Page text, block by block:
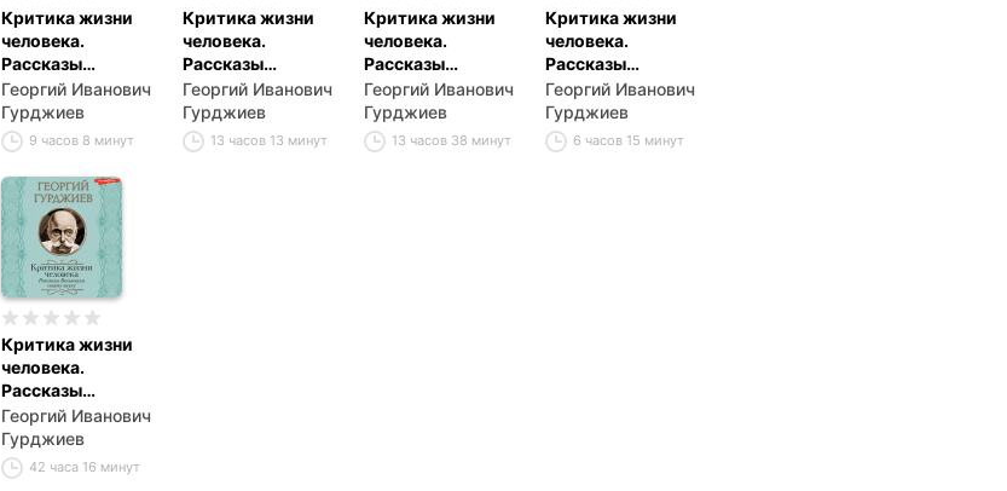
Критика жизни
человека.
Рассказы
Вельзевула
своему внуку
(Часть 1)
Георгий Иванович
Гурджиев
9 часов 8 минут
Критика жизни
человека.
Рассказы
Вельзевула
своему внуку
(Часть 2)
Георгий Иванович
Гурджиев
13 часов 13 минут
Критика жизни
человека.
Рассказы
Вельзевула
своему внуку
(Часть 3)
Георгий Иванович
Гурджиев
13 часов 38 минут
Критика жизни
человека.
Рассказы
Вельзевула
своему внуку
(Часть 4)
Георгий Иванович
Гурджиев
6 часов 15 минут
Критика жизни
человека.
Рассказы
Вельзевула
своему внуку
Георгий Иванович
Гурджиев
42 часа 16 минут